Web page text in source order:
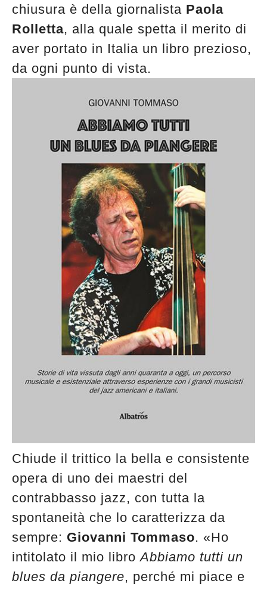
chiusura è della giornalista Paola
Rolletta, alla quale spetta il merito di
aver portato in Italia un libro prezioso,
da ogni punto di vista.
Chiude il trittico la bella e consistente
opera di uno dei maestri del
contrabbasso jazz, con tutta la
spontaneità che lo caratterizza da
sempre: Giovanni Tommaso. «Ho
intitolato il mio libroAbbiamo tutti un
blues da piangere, perché mi piace e